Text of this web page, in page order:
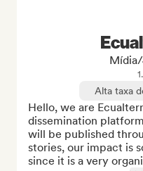
Alta taxa
Hello, we are
dissemination
will be published
stories, our impact is
since it is a very